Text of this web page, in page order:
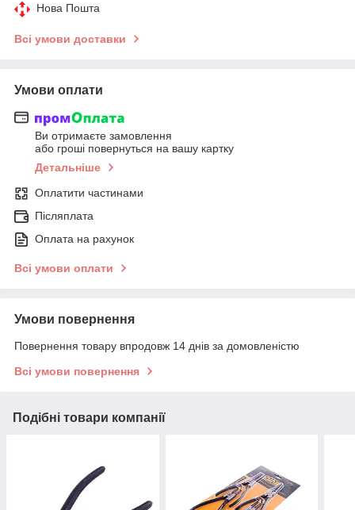
Нова Пошта
Всі умови доставки
Умови оплати
Ви отримаєте замовлення
або гроші повернуться на вашу картку
Детальніше
Оплатити частинами
Післяплата
Оплата на рахунок
Всі умови оплати
Умови повернення
Повернення товару впродовж 14 днів за домовленістю
Всі умови повернення
Подібні товари компанії